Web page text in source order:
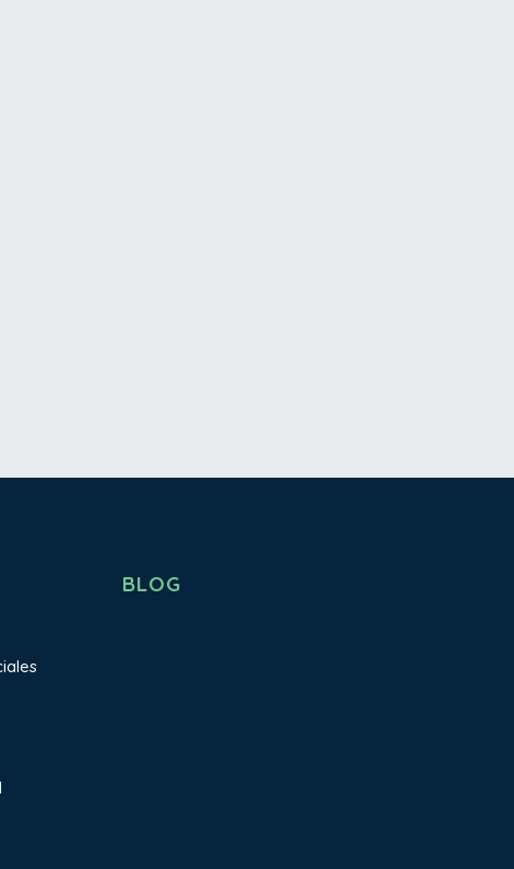
BLOG